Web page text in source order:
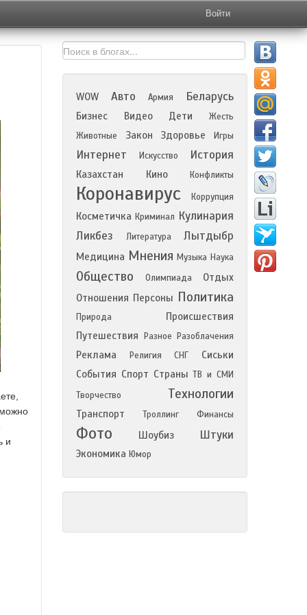
Войти
можно
и
WOW Авто Армия Беларусь
Бизнес Видео Дети
Жесть
Животные
Закон Здоровье Игры
Интернет Искусство История
Казахстан Кино Конфликты
Коронавирус Коррупция
Косметичка Криминал Кулинария
Ликбез
Литература Лытдыбр
Медицина Мнения Музыка Наука
Общество Олимпиада
Отдых
Отношения Персоны Политика
Природа
Происшествия
Путешествия
Разное Разоблачения
Реклама Религия СНГ
Сиськи
События Спорт Страны ТВ и СМИ
Творчество
Технологии
Транспорт Троллинг Финансы
Фото Шоубиз Штуки
Экономика Юмор